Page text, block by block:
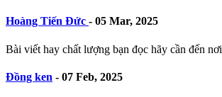
Hoàng Tiến Đức - 05 Mar, 2025
Bài viết hay chất lượng bạn đọc hãy cần đến
Đồng ken - 07 Feb, 2025